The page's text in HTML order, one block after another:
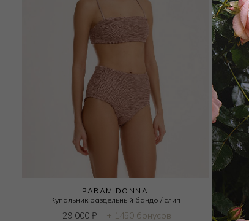
PARAMIDONNA
Купальник раздельный бандо / слип
29 000 ₽ | + 1450 бонусов